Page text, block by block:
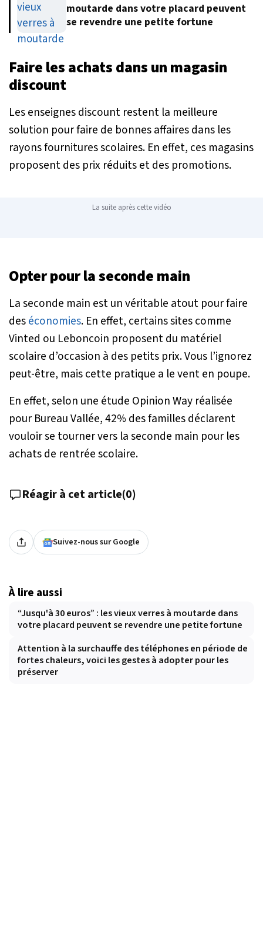
moutarde dans votre placard peuvent
se revendre une petite fortune
Faire les achats dans un magasin
discount
Les enseignes discount restent la meilleure
solution pour faire de bonnes affaires dans les
rayons fournitures scolaires. En effet, ces magasins
proposent des prix réduits et des promotions.
La suite après cette vidéo
Opter pour la seconde main
La seconde main est un véritable atout pour faire
deséconomies. En effet, certains sites comme
Vinted ou Leboncoin proposent du matériel
scolaire d’occasion à des petits prix. Vous l’ignorez
peut-être, mais cette pratique a le vent en poupe.
En effet, selon une étude Opinion Way réalisée
pour Bureau Vallée, 42% des familles déclarent
vouloir se tourner vers la seconde main pour les
achats de rentrée scolaire.
Réagir à cet article(0)
Suivez-nous sur Google
À lire aussi
“Jusqu'à 30 euros” : les vieux verres à moutarde dans
votre placard peuvent se revendre une petite fortune
Attention à la surchauffe des téléphones en période de
fortes chaleurs, voici les gestes à adopter pour les
préserver